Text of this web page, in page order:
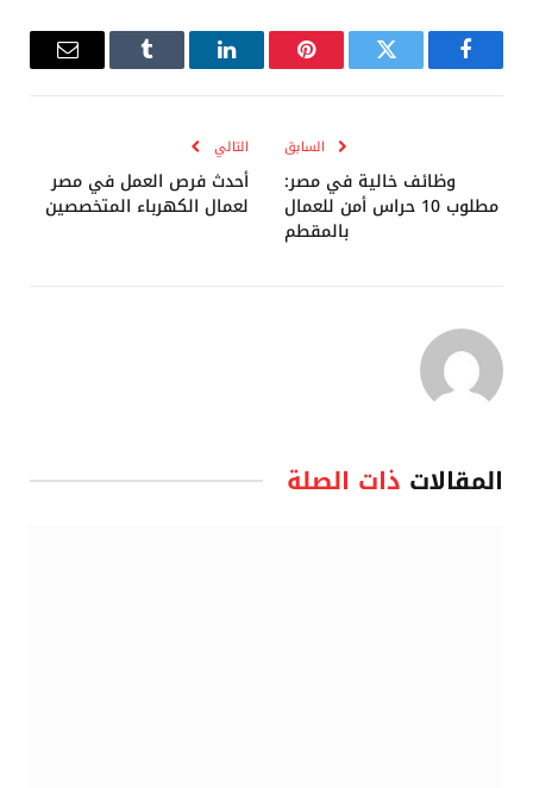
فيسبوك تويتر بينتيريستلينكدإن Tumblr
البريد
السابق
وظائف خالية في مصر:
مطلوب 10 حراس أمن للعمال
بالمقطم
التالي
أحدث فرص العمل في مصر
لعمال الكهرباء المتخصصين
المقالات ذات الصلة